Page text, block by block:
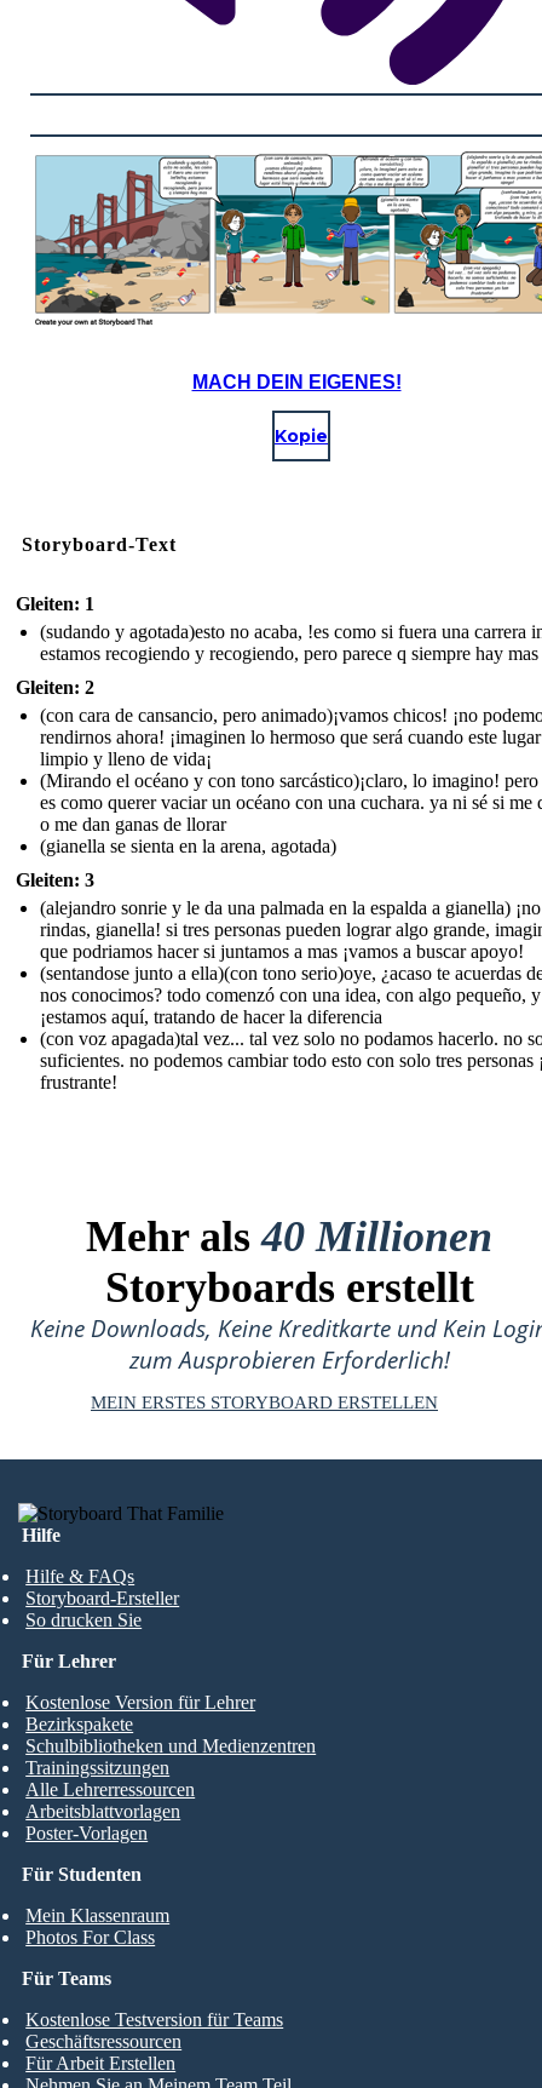
MACH DEIN EIGENES!
Kopie
Storyboard-Text
Gleiten: 1
(sudando y agotada)esto no acaba, !es como si fuera una carrera
estamos recogiendo y recogiendo, pero parece q siempre hay mas
Gleiten: 2
(con cara de cansancio, pero animado)¡vamos chicos! ¡no
rendirnos ahora! ¡imaginen lo hermoso que será cuando este
limpio y lleno de vida¡
(Mirando el océano y con tono sarcástico)¡claro, lo imagino! pero
es como querer vaciar un océano con una cuchara. ya ni sé si me
o me dan ganas de llorar
(gianella se sienta en la arena, agotada)
Gleiten: 3
(alejandro sonrie y le da una palmada en la espalda a gianella)
rindas, gianella! si tres personas pueden lograr algo grande,
que podriamos hacer si juntamos a mas ¡vamos a buscar apoyo!
(sentandose junto a ella)(con tono serio)oye, ¿acaso te acuerdas
nos conocimos? todo comenzó con una idea, con algo pequeño,
¡estamos aquí, tratando de hacer la diferencia
(con voz apagada)tal vez... tal vez solo no podamos hacerlo. no
suficientes. no podemos cambiar todo esto con solo tres personas
frustrante!
Mehr als40 Millionen
Storyboards erstellt
Keine Downloads, Keine Kreditkarte und Kein
zum Ausprobieren Erforderlich!
MEIN ERSTES STORYBOARD ERSTELLEN
Hilfe
Hilfe & FAQs
Storyboard-Ersteller
So drucken Sie
Für Studenten
Mein Klassenraum
Photos For Class
Für Lehrer
Kostenlose Version für Lehrer
Bezirkspakete
Schulbibliotheken und Medienzentren
Trainingssitzungen
Alle Lehrerressourcen
Arbeitsblattvorlagen
Poster-Vorlagen
Für Teams
Kostenlose Testversion für Teams
Geschäftsressourcen
Für Arbeit Erstellen